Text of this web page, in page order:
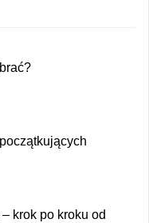
krok po kroku od